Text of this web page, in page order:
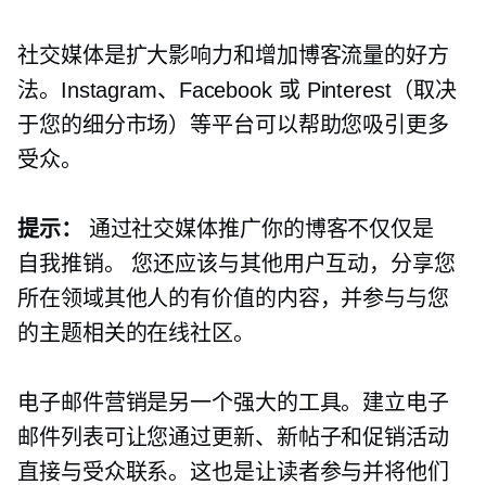
社交媒体是扩大影响力和增加博客流量的好方
法。Instagram、Facebook 或 Pinterest（取决
于您的细分市场）等平台可以帮助您吸引更多
受众。
提示：
通过社交媒体推广你的博客不仅仅是
自我推销。
您还应该与其他用户互动，分享您
所在领域其他人的有价值的内容，并参与与您
的主题相关的在线社区。
电子邮件营销是另一个强大的工具。建立电子
邮件列表可让您通过更新、新帖子和促销活动
直接与受众联系。这也是让读者参与并将他们